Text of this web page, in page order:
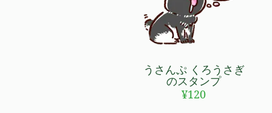
うさんぷ くろうさぎ
のスタンプ
¥120